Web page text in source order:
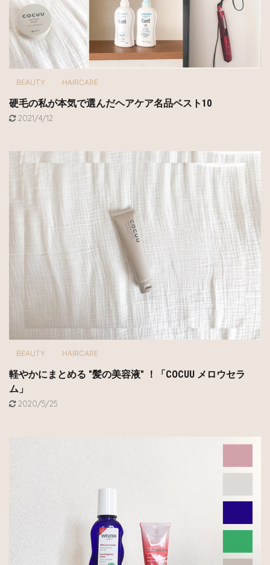
BEAUTY HAIRCARE
硬毛の私が本気で選んだヘアケア名品ベスト10
2021/4/12
BEAUTY HAIRCARE
軽やかにまとめる "髪の美容液" ！「COCUU メロウセラ
ム」
2020/5/25